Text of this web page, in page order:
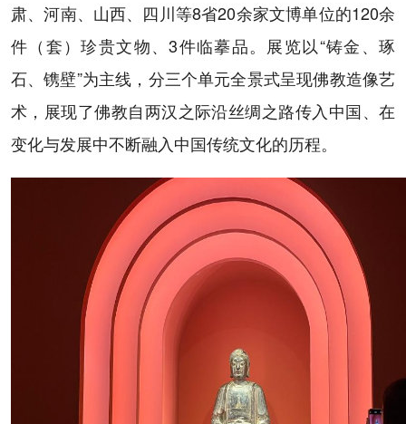
肃、河南、山西、四川等8省20余家文博单位的120余
件（套）珍贵文物、3件临摹品。展览以“铸金、琢
石、镌壁”为主线，分三个单元全景式呈现佛教造像艺
术，展现了佛教自两汉之际沿丝绸之路传入中国、在
变化与发展中不断融入中国传统文化的历程。